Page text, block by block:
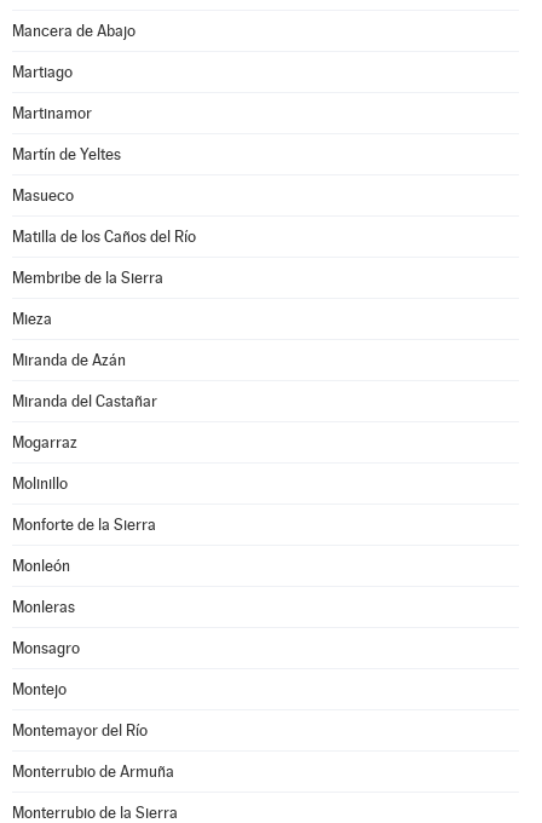
Mancera de Abajo
Martiago
Martinamor
Martín de Yeltes
Masueco
Matilla de los Caños del Río
Membribe de la Sierra
Mieza
Miranda de Azán
Miranda del Castañar
Mogarraz
Molinillo
Monforte de la Sierra
Monleón
Monleras
Monsagro
Montejo
Montemayor del Río
Monterrubio de Armuña
Monterrubio de la Sierra